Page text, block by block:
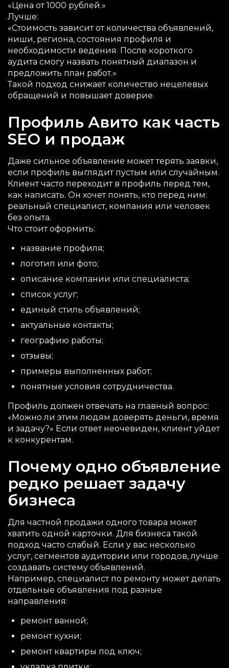
«Цена от 1000 рублей.»
Лучше:
«Стоимость зависит от количества объявлений,
ниши, региона, состояния профиля и
необходимости ведения. После короткого
аудита смогу назвать понятный диапазон и
предложить план работ.»
Такой подход снижает количество нецелевых
обращений и повышает доверие.
Профиль Авито как часть
SEO и продаж
Даже сильное объявление может терять заявки,
если профиль выглядит пустым или случайным.
Клиент часто переходит в профиль перед тем,
как написать. Он хочет понять, кто перед ним:
реальный специалист, компания или человек
без опыта.
Что стоит оформить:
название профиля;
логотип или фото;
описание компании или специалиста;
список услуг;
единый стиль объявлений;
актуальные контакты;
географию работы;
отзывы;
примеры выполненных работ;
понятные условия сотрудничества.
Профиль должен отвечать на главный вопрос:
«Можно ли этим людям доверять деньги, время
и задачу?» Если ответ неочевиден, клиент уйдет
к конкурентам.
Почему одно объявление
редко решает задачу
бизнеса
Для частной продажи одного товара может
хватить одной карточки. Для бизнеса такой
подход часто слабый. Если у вас несколько
услуг, сегментов аудитории или городов, лучше
создавать систему объявлений.
Например, специалист по ремонту может делать
отдельные объявления под разные
направления:
ремонт ванной;
ремонт кухни;
ремонт квартиры под ключ;